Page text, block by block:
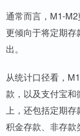
通常而言，M1-
更倾向于将定期存
出。
从统计口径看，
款，以及支付宝和
上，还包括定期存
积金存款、非存款